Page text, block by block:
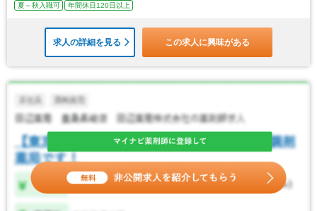
夏～秋入職可
年間休日120日以上
求人の詳細を見る この求人に興味がある